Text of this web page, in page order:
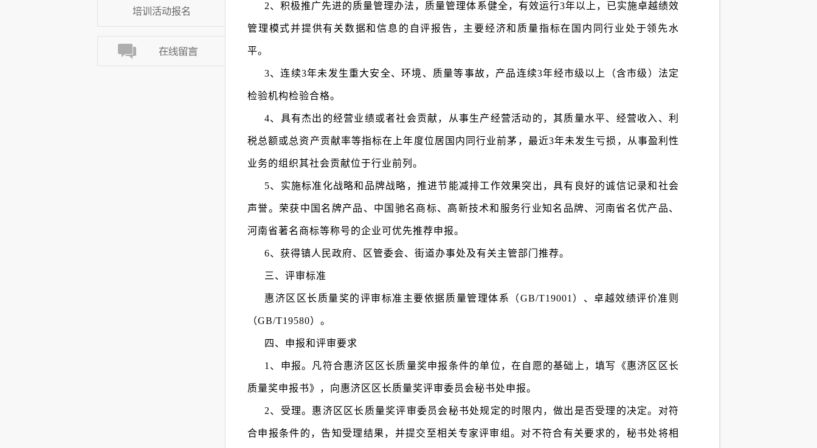
培训活动报名
2、积极推广先进的质量管理办法，质量管理体系健全，有效运行3年以上，已实施卓越绩效
管理模式并提供有关数据和信息的自评报告，主要经济和质量指标在国内同行业处于领先水
平。
3、连续3年未发生重大安全、环境、质量等事故，产品连续3年经市级以上（含市级）法定
检验机构检验合格。
4、具有杰出的经营业绩或者社会贡献，从事生产经营活动的，其质量水平、经营收入、利
税总额或总资产贡献率等指标在上年度位居国内同行业前茅，最近3年未发生亏损，从事盈利性
业务的组织其社会贡献位于行业前列。
5、实施标准化战略和品牌战略，推进节能减排工作效果突出，具有良好的诚信记录和社会
声誉。荣获中国名牌产品、中国驰名商标、高新技术和服务行业知名品牌、河南省名优产品、
河南省著名商标等称号的企业可优先推荐申报。
6、获得镇人民政府、区管委会、街道办事处及有关主管部门推荐。
三、评审标准
惠济区区长质量奖的评审标准主要依据质量管理体系（GB/T19001）、卓越效绩评价准则
（GB/T19580）。
四、申报和评审要求
1、申报。凡符合惠济区区长质量奖申报条件的单位，在自愿的基础上，填写《惠济区区长
质量奖申报书》，向惠济区区长质量奖评审委员会秘书处申报。
2、受理。惠济区区长质量奖评审委员会秘书处规定的时限内，做出是否受理的决定。对符
合申报条件的，告知受理结果，并提交至相关专家评审组。对不符合有关要求的，秘书处将相